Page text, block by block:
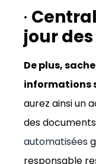
·
jour
De plus,
informations
aurez ainsi un
des
automatisées
responsable